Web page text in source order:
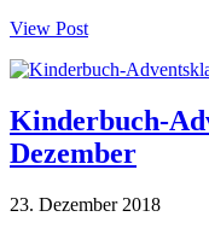
View Post
Kinderbuch-
Dezember
23. Dezember 2018